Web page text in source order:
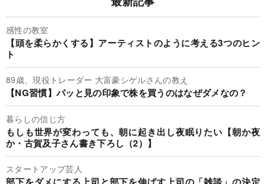
感性の教室
【頭を柔らかくする】アーティストのように考える3つのヒン
ト
89歳、現役トレーダー 大富豪シゲルさんの教え
【NG習慣】パッと見の印象で株を買うのはなぜダメなの？
暮らしの信じ方
もしも世界が変わっても、朝に起き出し夜眠りたい【朝か夜
か・古賀及子さん書き下ろし（2）】
スタートアップ芸人